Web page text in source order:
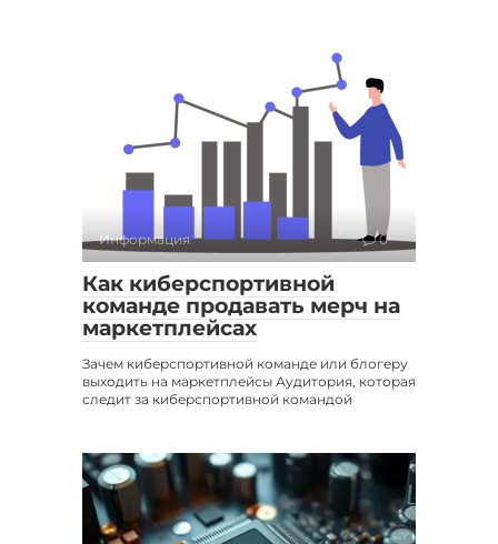
Информация 0
Как киберспортивной
команде продавать мерч на
маркетплейсах
Зачем киберспортивной команде или блогеру
выходить на маркетплейсы Аудитория, которая
следит за киберспортивной командой